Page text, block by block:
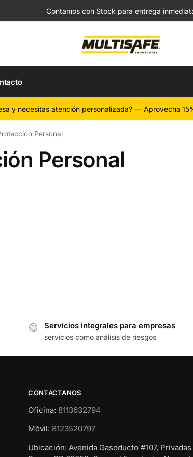
Contamos con Stock para entrega
y necesitas atención personalizada? — Aprovecha
Personal
Personal
Servicios integrales para empresas
servicios como análisis de riesgos
CONTACTANOS
Oficina: 8113632794
Móvil: 8123520797
Ubicación: Avenida Gasoducto #107, Privadas